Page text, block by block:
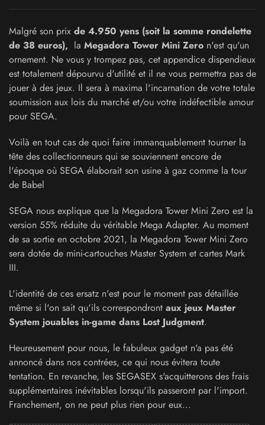
Malgré son prix de 4.950 yens (soit la somme rondelette
de 38 euros), la Megadora Tower Mini Zero n'est qu'un
ornement. Ne vous y trompez pas, cet appendice dispendieux
est totalement dépourvu d'utilité et il ne vous permettra pas de
jouer à des jeux. Il sera à maxima l'incarnation de votre totale
soumission aux lois du marché et/ou votre indéfectible amour
pour SEGA.
Voilà en tout cas de quoi faire immanquablement tourner la
tête des collectionneurs qui se souviennent encore de
l'époque où SEGA élaborait son usine à gaz comme la tour
de Babel
SEGA nous explique que la Megadora Tower Mini Zero est la
version 55% réduite du véritable Mega Adapter. Au moment
de sa sortie en octobre 2021, la Megadora Tower Mini Zero
sera dotée de mini-cartouches Master System et cartes Mark
III.
L'identité de ces ersatz n'est pour le moment pas détaillée
même si l'on sait qu'ils correspondront aux jeux Master
System jouables in-game dans Lost Judgment.
Heureusement pour nous, le fabuleux gadget n'a pas été
annoncé dans nos contrées, ce qui nous évitera toute
tentation. En revanche, les SEGASEX s'acquitterons des frais
supplémentaires inévitables lorsqu'ils passeront par l'import.
Franchement, on ne peut plus rien pour eux...